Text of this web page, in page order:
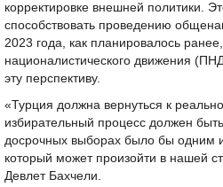
корректировке внешней политики.
способствовать проведению
2023 года, как планировалось
националистического движения
эту перспективу.
«Турция должна вернуться к
избирательный процесс должен
досрочных выборах было бы одним
который может произойти в нашей
Девлет Бахчели.